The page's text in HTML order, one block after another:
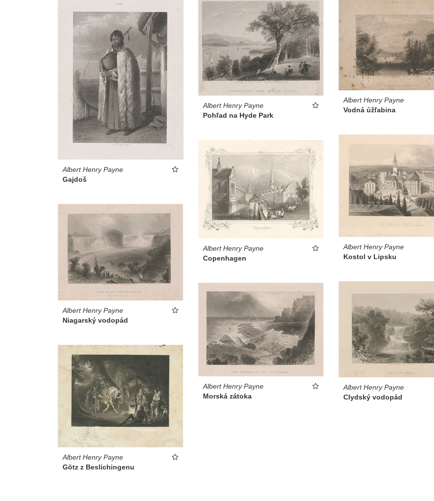
Albert Henry Payne
Gajdoš
Albert Henry Payne
Pohľad na Hyde Park
Albert Henry Payne
Vodná úžľabina
Albert Henry Payne
Kostol v Lipsku
Albert Henry Payne
Copenhagen
Albert Henry Payne
Niagarský vodopád
Albert Henry Payne
Clydský vodopád
Albert Henry Payne
Morská zátoka
Albert Henry Payne
Götz z Beslichingenu